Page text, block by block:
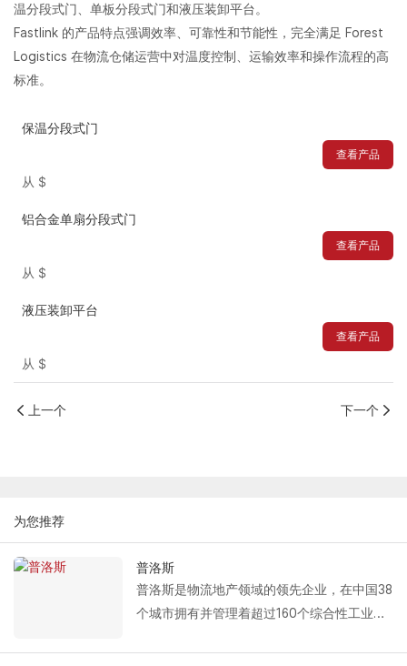
温分段式门、单板分段式门和液压装卸平台。
Fastlink 的产品特点强调效率、可靠性和节能性，完全满足 Forest
Logistics 在物流仓储运营中对温度控制、运输效率和操作流程的高
标准。
保温分段式门
从 $
查看产品
铝合金单扇分段式门
从 $
查看产品
液压装卸平台
从 $
查看产品
上一个 下一个
为您推荐
普洛斯
普洛斯是物流地产领域的领先企业，在中国38
个城市拥有并管理着超过160个综合性工业园